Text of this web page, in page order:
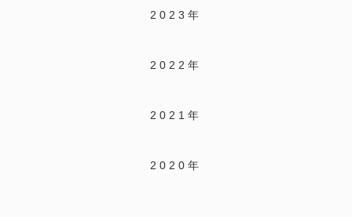
2023年
2022年
2021年
2020年